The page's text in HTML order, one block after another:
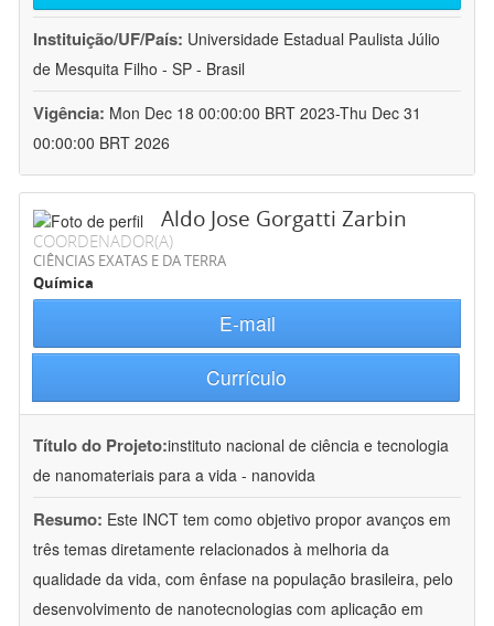
Instituição/UF/País: Universidade Estadual Paulista Júlio
de Mesquita Filho - SP - Brasil
Vigência: Mon Dec 18 00:00:00 BRT 2023-Thu Dec 31
00:00:00 BRT 2026
Aldo Jose Gorgatti Zarbin
COORDENADOR(A)
CIÊNCIAS EXATAS E DA TERRA
Química
E-mail
Currículo
Título do Projeto:instituto nacional de ciência e tecnologia
de nanomateriais para a vida - nanovida
Resumo: Este INCT tem como objetivo propor avanços em
três temas diretamente relacionados à melhoria da
qualidade da vida, com ênfase na população brasileira, pelo
desenvolvimento de nanotecnologias com aplicação em